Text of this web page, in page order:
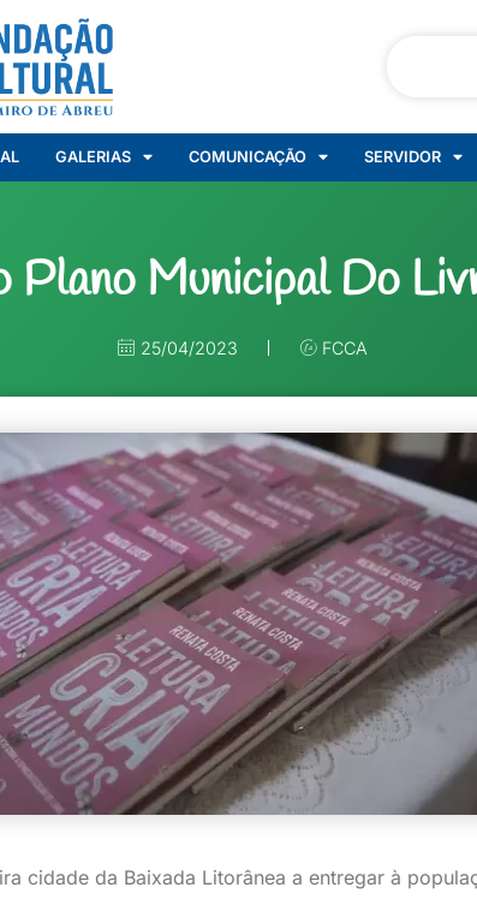
GALERIAS COMUNICAÇÃO SERVIDOR
Plano Municipal Do
25/04/2023 FCCA
cidade da Baixada Litorânea a entregar à